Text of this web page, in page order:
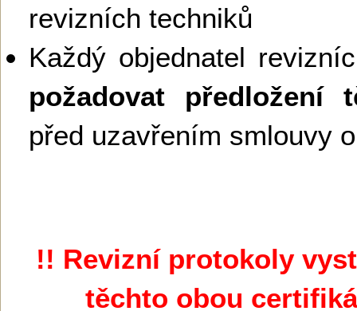
revizních techniků
Každý objednatel
požadovat předložení
před uzavřením smlouvy
!! Revizní protokoly
těchto obou